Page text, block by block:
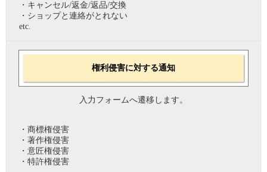
・キャンセル/返金/返品/交換
・ショップと連絡がとれない
etc.
権利侵害に対する通知
入力フォームへ遷移します。
・商標権侵害
・著作権侵害
・意匠権侵害
・特許権侵害